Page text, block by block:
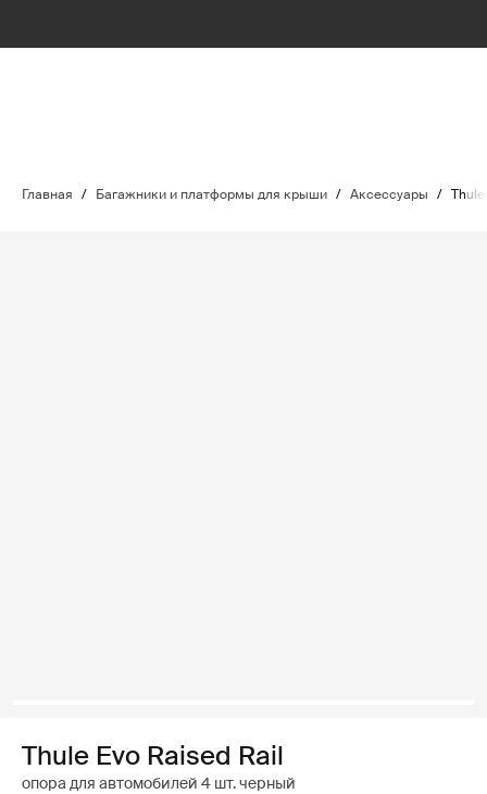
Главная / Багажники и платформы для крыши / Аксессуары /
Thule Evo Raised Rail
опора для автомобилей 4 шт. черный